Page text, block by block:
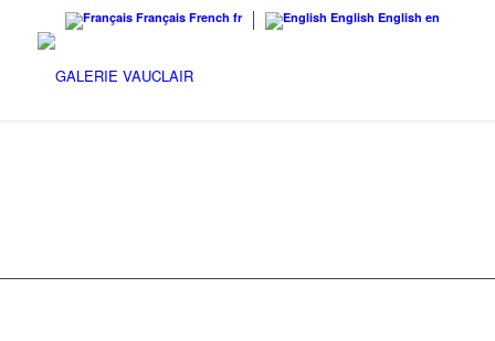
Français French fr English English en